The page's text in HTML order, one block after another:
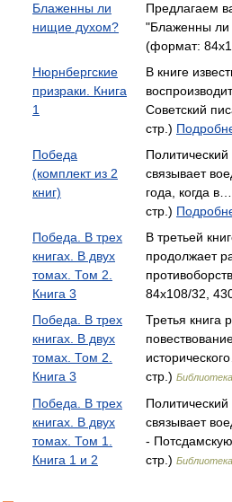
Блаженны ли
нищие духом?
Предлагаем
"Блаженны ли
(формат:
Нюрнбергские
призраки. Книга
1
В книге
Советский
стр.)
Победа
(комплект из 2
книг)
связывает
года, когда
стр.)
Победа. В трех
книгах. В двух
томах. Том 2.
Книга 3
В третьей
продолжает
84x108/32,
Победа. В трех
книгах. В двух
томах. Том 2.
Книга 3
Третья книга
стр.)
Победа. В трех
книгах. В двух
томах. Том 1.
Книга 1 и 2
связывает
-
стр.)